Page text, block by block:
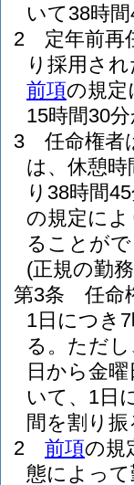
いて38時
2
定年前再
り採用さ
前項の規定
15時間30
3
任命権者
は、休憩
り38時間
の規定に
ることが
(正規の勤
第3条
任命
1日につき
る。 ただ
日から金
いて、1日
間を割り
2
前項の規
態によっ